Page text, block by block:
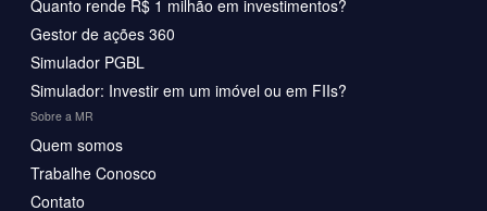
Quanto rende R$ 1 milhão em investimentos?
Gestor de ações 360
Simulador PGBL
Simulador: Investir em um imóvel ou em FIIs?
Sobre a MR
Quem somos
Trabalhe Conosco
Contato